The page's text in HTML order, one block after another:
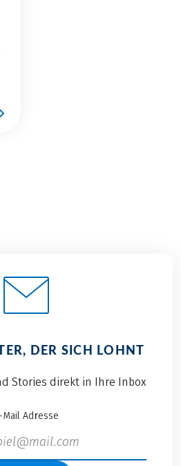
DER SICH LOHNT
Stories direkt in Ihre Inbox
Mail Adresse